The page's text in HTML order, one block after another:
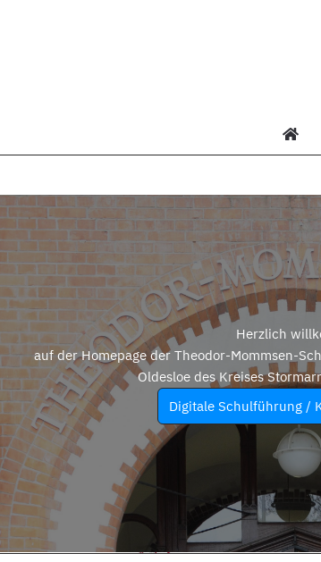
Herzlich
auf der Homepage der Theodor-Mommsen-
Oldesloe des Kreises
Digitale Schulführung /